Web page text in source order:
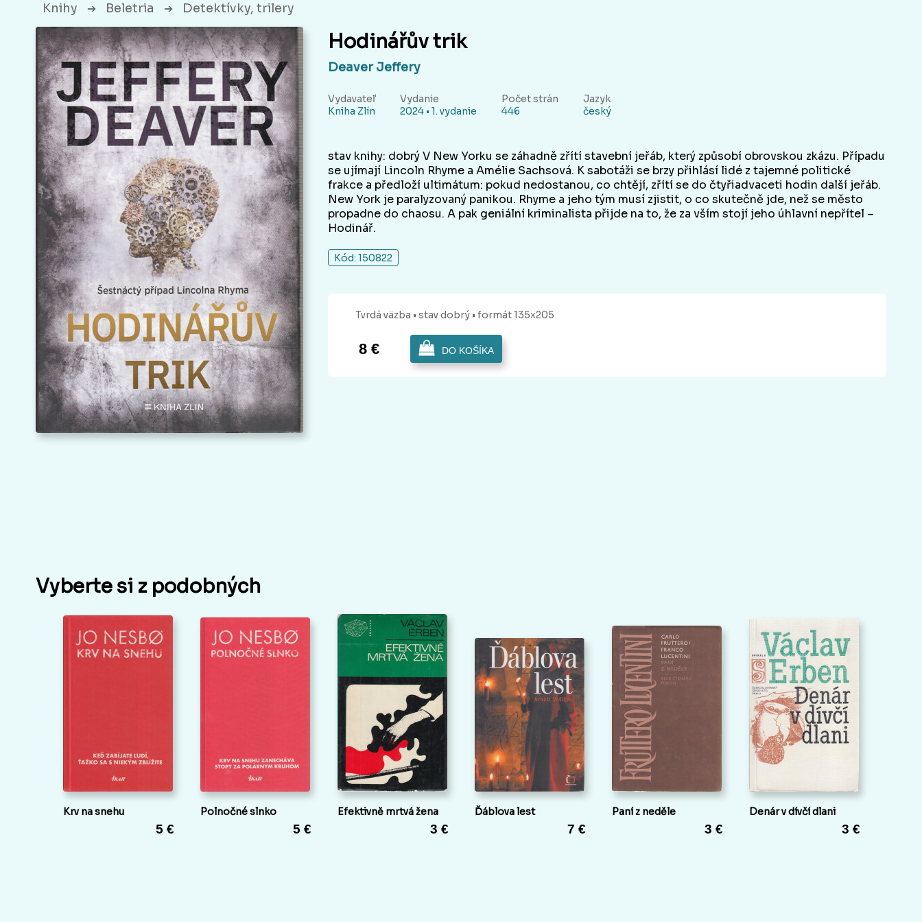
Knihy ➔ Beletria ➔ Detektívky, trilery
Hodinářův trik
Deaver Jeffery
Vydavateľ
Kniha Zlín
Vydanie
2024 • 1. vydanie
Počet strán
446
Jazyk
český
stav knihy: dobrý V New Yorku se záhadně zřítí stavební jeřáb, který způsobí obrovskou zkázu. Případu
se ujímají Lincoln Rhyme a Amélie Sachsová. K sabotáži se brzy přihlásí lidé z tajemné politické
frakce a předloží ultimátum: pokud nedostanou, co chtějí, zřítí se do čtyřiadvaceti hodin další jeřáb.
New York je paralyzovaný panikou. Rhyme a jeho tým musí zjistit, o co skutečně jde, než se město
propadne do chaosu. A pak geniální kriminalista přijde na to, že za vším stojí jeho úhlavní nepřítel –
Hodinář.
Kód: 150822
Tvrdá väzba • stav dobrý • formát 135x205
8 € DO KOŠÍKA
Vyberte si z podobných
Krv na snehu
5 €
Polnočné slnko
5 €
Efektivně mrtvá žena
3 €
Ďáblova lest
7 €
Paní z neděle
3 €
Denár v dívčí dlani
3 €